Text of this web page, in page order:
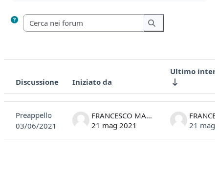
Cerca nei forum
Cerca nei forum
Stato
Discussione Iniziato da
Ultimo
Preappello
03/06/2021
FRANCESCO MARCATTO
21 mag 2021
21 mag